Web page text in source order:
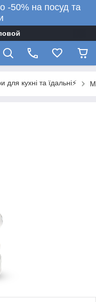
на посуд та
для кухні та їдальні⚡